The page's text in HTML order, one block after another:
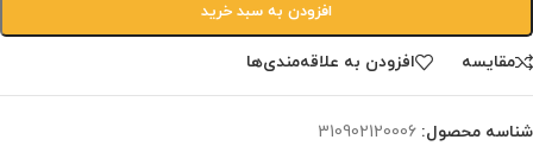
افزودن به سبد خرید
مقایسه افزودن به علاقه‌مندی‌ها
شناسه محصول: ‎310902120006